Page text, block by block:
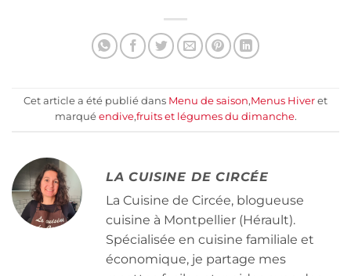
Cet article a été publié dans Menu de saison,Menus Hiver et
marqué endive,fruits et légumes du dimanche.
LA CUISINE DE CIRCÉE
La Cuisine de Circée, blogueuse
cuisine à Montpellier (Hérault).
Spécialisée en cuisine familiale et
économique, je partage mes